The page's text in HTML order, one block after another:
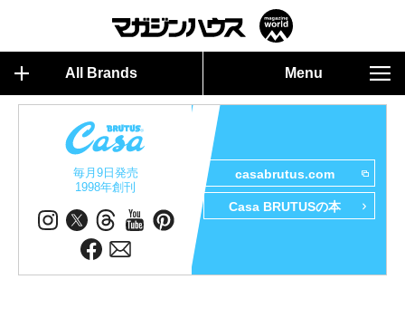
All Brands Menu
毎月9日発売
1998年創刊
casabrutus.com
Casa BRUTUSの本